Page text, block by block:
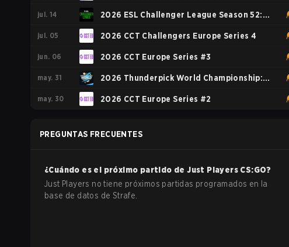
jul. 14 2026 ESL Challenger League Season 52:
Europe - Cup #1
jul. 05 2026 CCT Challengers Europe Series 4
jun. 06 2026 CCT Europe Series #3
may. 31 2026 Thunderpick World Championship:
European Series #1
may. 30 2026 CCT Europe Series #2
PREGUNTAS FRECUENTES
¿Cuándo es el próximo partido deJust Players CS:GO?
Just Players no tiene próximos partidas programados en la
base de datos de Strafe.